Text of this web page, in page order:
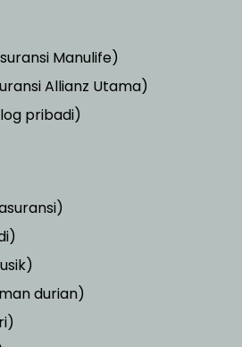
Manulife)
Allianz Utama)
pribadi)
durian)